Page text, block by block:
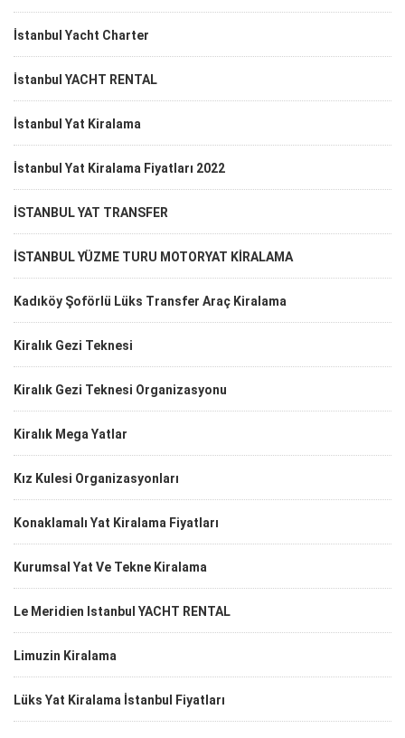
İstanbul Yacht Charter
İstanbul YACHT RENTAL
İstanbul Yat Kiralama
İstanbul Yat Kiralama Fiyatları 2022
İSTANBUL YAT TRANSFER
İSTANBUL YÜZME TURU MOTORYAT KİRALAMA
Kadıköy Şoförlü Lüks Transfer Araç Kiralama
Kiralık Gezi Teknesi
Kiralık Gezi Teknesi Organizasyonu
Kiralık Mega Yatlar
Kız Kulesi Organizasyonları
Konaklamalı Yat Kiralama Fiyatları
Kurumsal Yat Ve Tekne Kiralama
Le Meridien Istanbul YACHT RENTAL
Limuzin Kiralama
Lüks Yat Kiralama İstanbul Fiyatları